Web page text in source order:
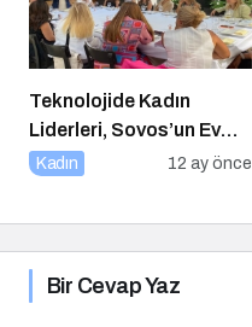
Teknolojide Kadın
Liderleri, Sovos’un Ev
Sahipliğinde Bir Araya
Kadın 12 ay önce
Bir Cevap Yaz